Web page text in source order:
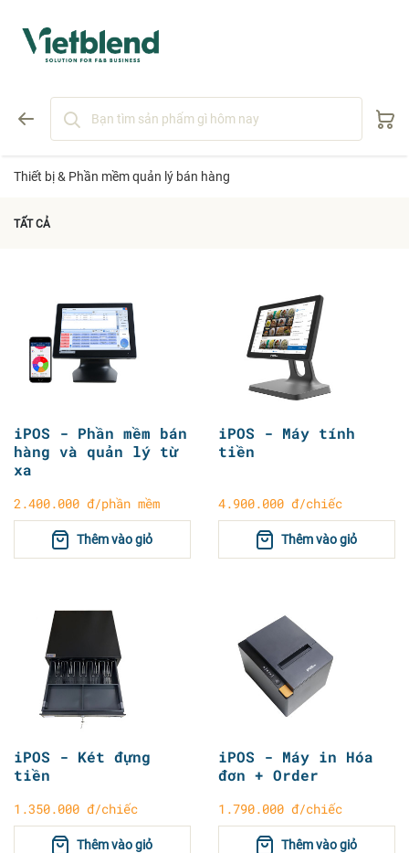
Thiết bị & Phần mềm quản lý bán hàng
TẤT CẢ
iPOS - Phần mềm bán
hàng và quản lý từ
xa
2.400.000 đ/phần mềm
Thêm vào giỏ
iPOS - Máy tính
tiền
4.900.000 đ/chiếc
Thêm vào giỏ
iPOS - Két đựng
tiền
1.350.000 đ/chiếc
Thêm vào giỏ
iPOS - Máy in Hóa
đơn + Order
1.790.000 đ/chiếc
Thêm vào giỏ